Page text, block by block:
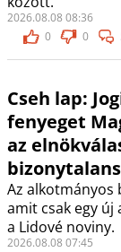
2026.08.08 08:36
0
0
Cseh lap:
fenyeget
az
Az alkotmányos
amit csak egy új
a Lidové noviny.
2026.08.08 07:45